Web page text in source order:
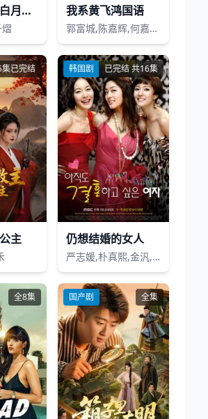
州爷，你的白月光卷钱跑路了 我系黄飞鸿国语
郭富城,陈嘉辉,何嘉丽,石坚,张翼,胡峰
已完结
主
韩国剧 已完结 共16集
仍想结婚的女人
严志媛,朴真熙,金汎,李必模,王光娜
全8集 国产剧 全集